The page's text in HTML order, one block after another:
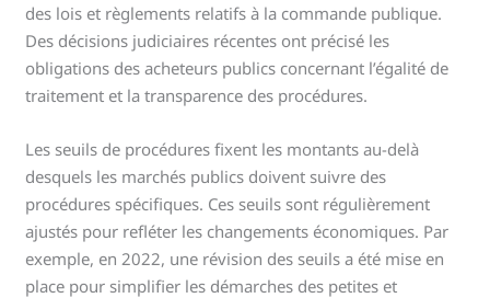
des lois et règlements relatifs à la commande publique.
Des décisions judiciaires récentes ont précisé les
obligations des acheteurs publics concernant l’égalité de
traitement et la transparence des procédures.
Les seuils de procédures fixent les montants au-delà
desquels les marchés publics doivent suivre des
procédures spécifiques. Ces seuils sont régulièrement
ajustés pour refléter les changements économiques. Par
exemple, en 2022, une révision des seuils a été mise en
place pour simplifier les démarches des petites et